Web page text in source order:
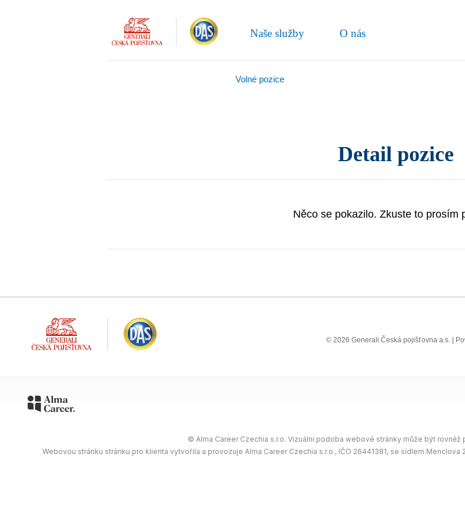
Naše služby O nás
Volné pozice
Detail pozice
Něco se pokazilo. Zkuste to prosím
© 2026 Generali Česká pojišťovna a.s. |
© Alma Career Czechia s.r.o. Vizuální podoba webové stránky může být
Webovou stránku stránku pro klienta vytvořila a provozuje Alma Career Czechia s.r.o., IČO 26441381, se sídlem